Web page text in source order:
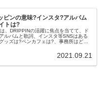
ピンの意味?インスタ?アルバム
トは?
、DRIPPINの活躍に焦点を当てて、ド
ルバムと歌詞、インスタ等SNSはある
ッズは?ペンカフェは?、事務所はどこ?
2021.09.21